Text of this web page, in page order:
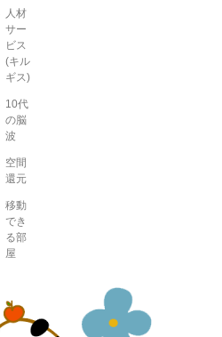
人材
サー
ビス
(キル
ギス)
10代
の脳
波
空間
還元
移動
でき
る部
屋